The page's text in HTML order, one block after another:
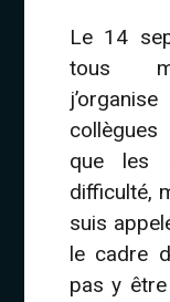
Le 14
tous
que les
difficulté,
suis
le cadre
pas y